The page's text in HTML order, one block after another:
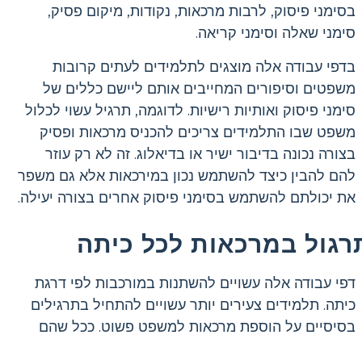
בסימני פיסוק, לרבות מרכאות, נקודות, מיקום פסיק,
סימני שאלה וסימני קריאה.
בדפי עבודה אלה מוצגים לתלמידים לעתים קרובות
משפטים וסיפורים המחייבים אותם ליישם כללים של
סימני פיסוק ואותיות רישיות. לדוגמה, תרגיל עשוי לכלול
משפט שבו התלמידים צריכים להכניס מרכאות ופסיק
בצורה נכונה בדיבור ישיר או בדיאלוג. זה לא רק עוזר
להם להבין כיצד להשתמש נכון במירכאות אלא גם משפר
את יכולתם להשתמש בסימני פיסוק אחרים בצורה יעילה.
במרכאות לכל כיתה
דפי עבודה אלה עשויים להשתנות במורכבות לפי דרגת
כיתה. תלמידים צעירים יותר עשויים להתחיל בתרגילים
בסיסיים על הוספת מרכאות למשפט פשוט. ככל שהם